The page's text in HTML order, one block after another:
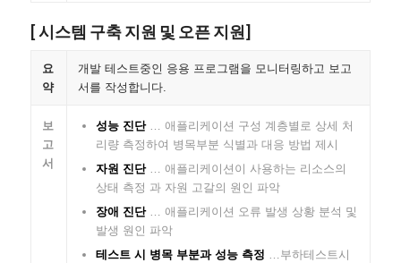
[ 시스템 구축 지원 및 오픈 지원]
요
약
개발 테스트중인 응용 프로그램을 모니터링하고 보고
서를 작성합니다.
보
고
서
성능 진단… 애플리케이션 구성 계층별로 상세 처
리량 측정하여 병목부분 식별과 대응 방법 제시
자원 진단… 애플리케이션이 사용하는 리소스의
상태 측정 과 자원 고갈의 원인 파악
장애 진단… 애플리케이션 오류 발생 상황 분석 및
발생 원인 파악
테스트 시 병목 부분과 성능 측정 …부하테스트시